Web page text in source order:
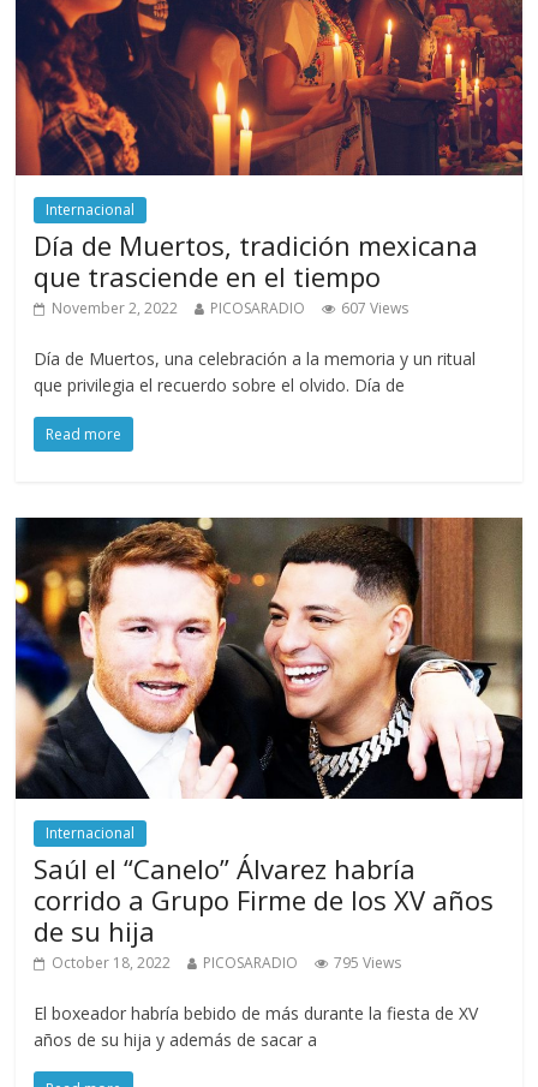
Internacional
Día de Muertos, tradición mexicana
que trasciende en el tiempo
November 2, 2022 PICOSARADIO 607 Views
Día de Muertos, una celebración a la memoria y un ritual
que privilegia el recuerdo sobre el olvido. Día de
Read more
Internacional
Saúl el “Canelo” Álvarez habría
corrido a Grupo Firme de los XV años
de su hija
October 18, 2022 PICOSARADIO 795 Views
El boxeador habría bebido de más durante la fiesta de XV
años de su hija y además de sacar a